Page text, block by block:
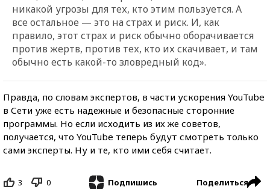
никакой угрозы для тех, кто этим пользуется. А
все остальное — это на страх и риск. И, как
правило, этот страх и риск обычно оборачивается
против жертв, против тех, кто их скачивает, и там
обычно есть какой-то зловредный код».
Правда, по словам экспертов, в части ускорения YouTube
в Сети уже есть надежные и безопасные сторонние
программы. Но если исходить из их же советов,
получается, что YouTube теперь будут смотреть только
сами эксперты. Ну и те, кто ими себя считает.
3 0 Подпишись Поделиться